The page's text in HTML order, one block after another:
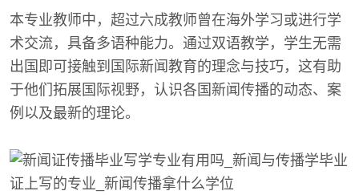
本专业教师中，超过六成教师曾在海外学习或进行学
术交流，具备多语种能力。通过双语教学，学生无需
出国即可接触到国际新闻教育的理念与技巧，这有助
于他们拓展国际视野，认识各国新闻传播的动态、案
例以及最新的理论。